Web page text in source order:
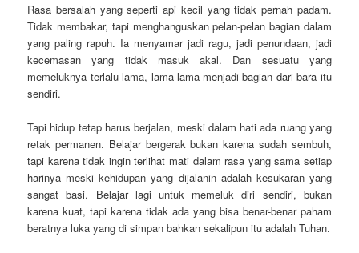
Rasa bersalah yang seperti api kecil yang tidak pernah padam.
Tidak membakar, tapi menghanguskan pelan-pelan bagian dalam
yang paling rapuh. Ia menyamar jadi ragu, jadi penundaan, jadi
kecemasan yang tidak masuk akal. Dan sesuatu yang
memeluknya terlalu lama, lama-lama menjadi bagian dari bara itu
sendiri.
Tapi hidup tetap harus berjalan, meski dalam hati ada ruang yang
retak permanen. Belajar bergerak bukan karena sudah sembuh,
tapi karena tidak ingin terlihat mati dalam rasa yang sama setiap
harinya meski kehidupan yang dijalanin adalah kesukaran yang
sangat basi. Belajar lagi untuk memeluk diri sendiri, bukan
karena kuat, tapi karena tidak ada yang bisa benar-benar paham
beratnya luka yang di simpan bahkan sekalipun itu adalah Tuhan.